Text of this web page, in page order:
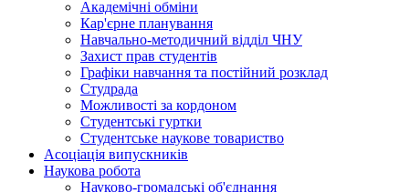
Академічні обміни
Кар'єрне планування
Навчально-методичний відділ ЧНУ
Захист прав студентів
Графіки навчання та постійний розклад
Студрада
Можливості за кордоном
Студентські гуртки
Студентське наукове товариство
Асоціація випускників
Наукова робота
Науково-громадські об'єднання